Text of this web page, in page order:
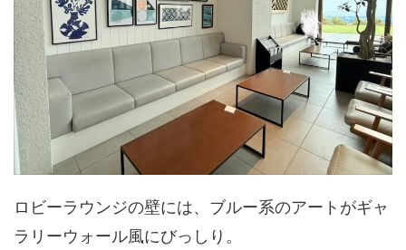
ロビーラウンジの壁には、ブルー系のアートがギャ
ラリーウォール風にびっしり。